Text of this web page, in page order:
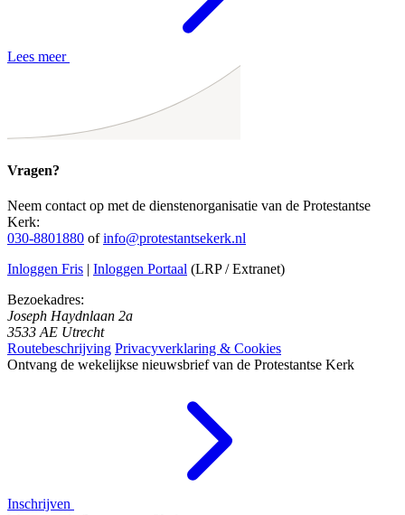
Lees meer
Vragen?
Neem contact op met de dienstenorganisatie van de Protestantse
Kerk:
030-8801880 ofinfo@protestantsekerk.nl
Inloggen Fris | Inloggen Portaal (LRP / Extranet)
Bezoekadres:
Joseph Haydnlaan 2a
3533 AE Utrecht
Routebeschrijving Privacyverklaring & Cookies
Ontvang de wekelijkse nieuwsbrief van de Protestantse Kerk
Inschrijven